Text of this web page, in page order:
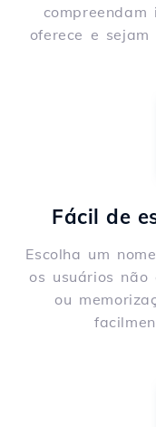
oferece e
Fácil de
Escolha um
os usuários
ou